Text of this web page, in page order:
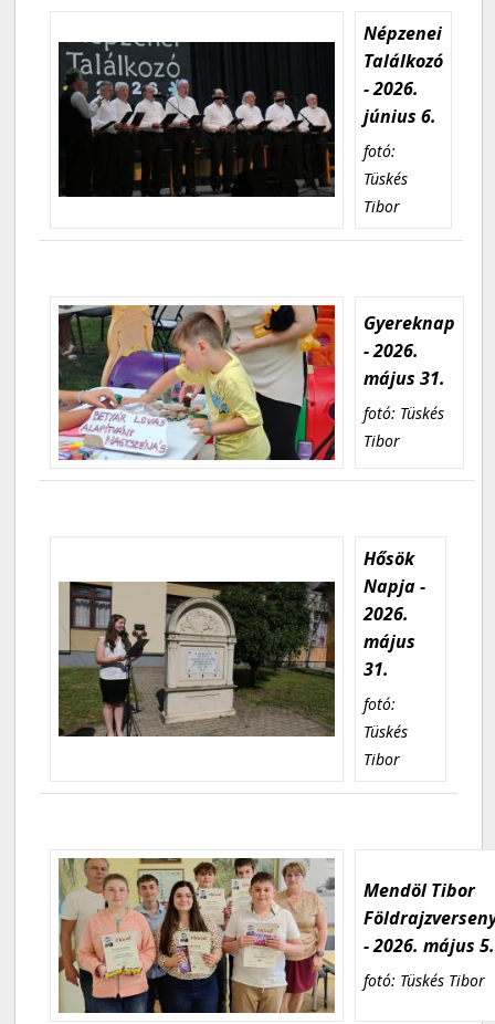
Népzenei
Találkozó
- 2026.
június 6.
fotó:
Tüskés
Tibor
Gyereknap
- 2026.
május 31.
fotó: Tüskés
Tibor
Hősök
Napja -
2026.
május
31.
fotó:
Tüskés
Tibor
Mendöl Tibor
- 2026. május 5.
fotó: Tüskés Tibor